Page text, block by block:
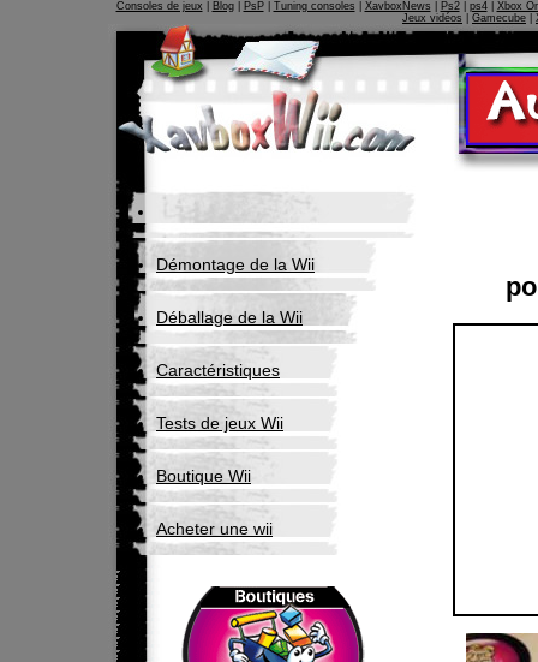
Consoles de jeux Blog| PsP| Tuning consoles XavboxNews Ps2| ps4| Xbox
Jeux vidéos
Gamecube
Démontage de la Wii
Déballage de la Wii
Caractéristiques
Tests de jeux Wii
Boutique Wii
Acheter une wii